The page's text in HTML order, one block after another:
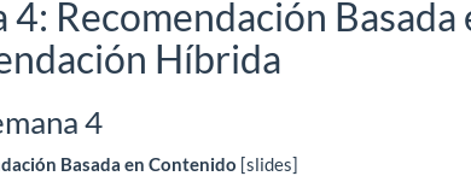
4: Recomendación
Híbrida
4
Basada en Contenido [slides]